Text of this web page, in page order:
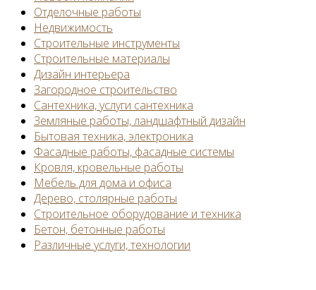
Отделочные работы
Недвижимость
Строительные инструменты
Строительные материалы
Дизайн интерьера
Загородное строительство
Сантехника, услуги сантехника
Земляные работы, ландшафтный дизайн
Бытовая техника, электроника
Фасадные работы, фасадные системы
Кровля, кровельные работы
Мебель для дома и офиса
Дерево, столярные работы
Строительное оборудование и техника
Бетон, бетонные работы
Различные услуги, технологии